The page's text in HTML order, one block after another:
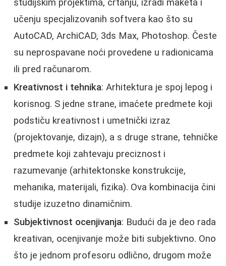
studijskim projektima, crtanju, izradi maketa i
učenju specjalizovanih softvera kao što su
AutoCAD, ArchiCAD, 3ds Max, Photoshop. Česte
su neprospavane noći provedene u radionicama
ili pred računarom.
Kreativnost i tehnika: Arhitektura je spoj lepog i
korisnog. S jedne strane, imaćete predmete koji
podstiču kreativnost i umetnički izraz
(projektovanje, dizajn), a s druge strane, tehničke
predmete koji zahtevaju preciznost i
razumevanje (arhitektonske konstrukcije,
mehanika, materijali, fizika). Ova kombinacija čini
studije izuzetno dinamičnim.
Subjektivnost ocenjivanja: Budući da je deo rada
kreativan, ocenjivanje može biti subjektivno. Ono
što je jednom profesoru odlično, drugom može